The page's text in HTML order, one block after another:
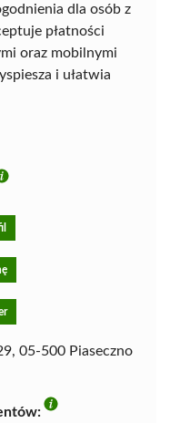
dla osób z
płatności
oraz mobilnymi
i ułatwia
05-500 Piaseczno